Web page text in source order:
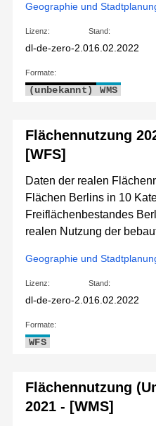
Geographie und
Lizenz:
dl-de-zero-2.0
Stand:
16.02.2022
Formate:
(unbekannt) WMS
Flächennutzung
[WFS]
Daten der realen
Flächen Berlins in 10
Freiflächenbestandes
realen Nutzung der
Geographie und
Lizenz:
dl-de-zero-2.0
Stand:
16.02.2022
Formate:
WFS
Flächennutzung
2021 - [WMS]